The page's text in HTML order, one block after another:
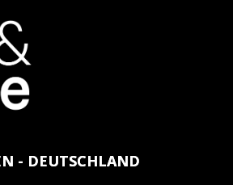
- DEUTSCHLAND